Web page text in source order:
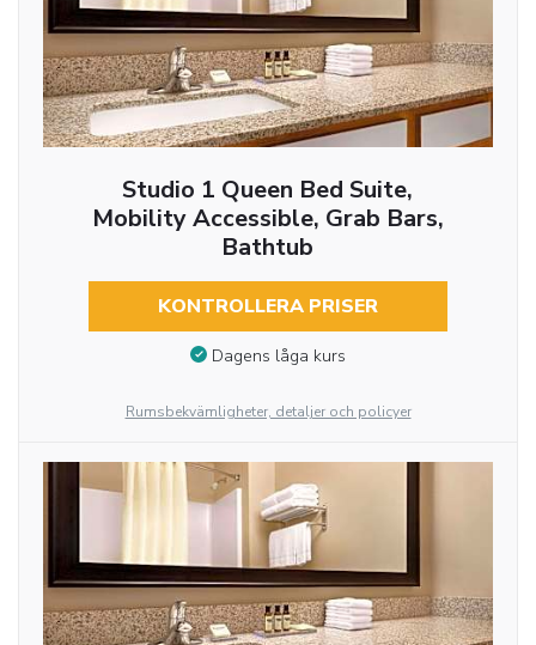
Studio 1 Queen Bed Suite,
Mobility Accessible, Grab Bars,
Bathtub
KONTROLLERA PRISER
Dagens låga kurs
Rumsbekvämligheter, detaljer och policyer